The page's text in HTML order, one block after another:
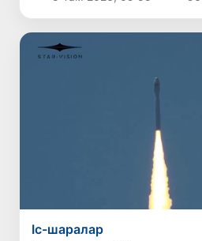
Іс-шаралар